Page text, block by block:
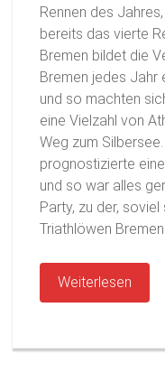
Rennen des
bereits das vierte
Bremen bildet die
Bremen jedes Jahr
und so machten
eine Vielzahl von
Weg zum
prognostizierte
und so war alles
Party, zu der,
Triathlöwen
Weiterlesen